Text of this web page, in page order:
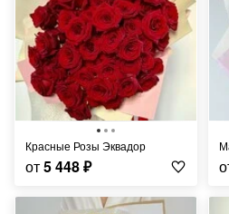
Красные Розы Эквадор
от5 448₽